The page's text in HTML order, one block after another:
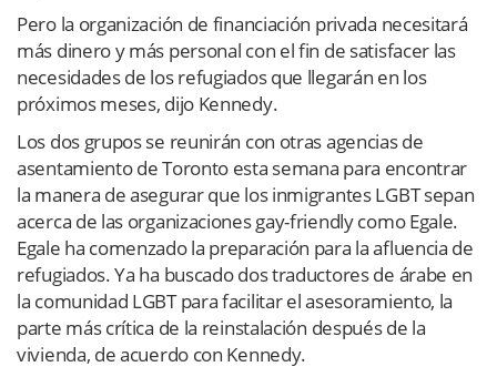
Pero la organización de financiación privada necesitará
más dinero y más personal con el fin de satisfacer las
necesidades de los refugiados que llegarán en los
próximos meses, dijo Kennedy.
Los dos grupos se reunirán con otras agencias de
asentamiento de Toronto esta semana para encontrar
la manera de asegurar que los inmigrantes LGBT sepan
acerca de las organizaciones gay-friendly como Egale.
Egale ha comenzado la preparación para la afluencia de
refugiados. Ya ha buscado dos traductores de árabe en
la comunidad LGBT para facilitar el asesoramiento, la
parte más crítica de la reinstalación después de la
vivienda, de acuerdo con Kennedy.